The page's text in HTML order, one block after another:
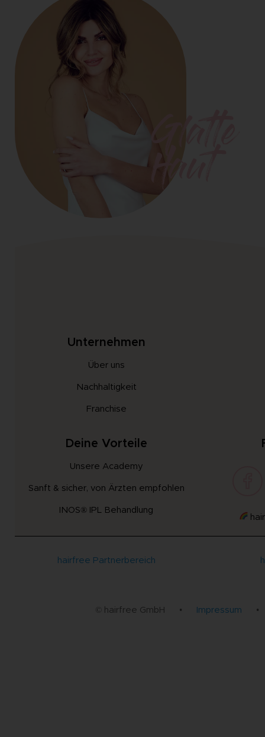
Glatte
Haut
Unternehmen
Über uns
Nachhaltigkeit
Franchise
Deine Vorteile
Unsere Academy
Sanft & sicher, von Ärzten empfohlen
INOS® IPL Behandlung
hairfree Partnerbereich
© hairfree GmbH • Impressum •